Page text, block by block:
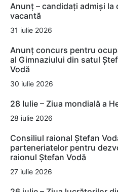
Anunț – candidați admiși
vacantă
31 iulie 2026
Anunț concurs pentru
al Gimnaziului din satul
Vodă
30 iulie 2026
28 Iulie – Ziua mondială a
28 iulie 2026
Consiliul raional Ștefan
parteneriatelor pentru
raionul Ștefan Vodă
27 iulie 2026